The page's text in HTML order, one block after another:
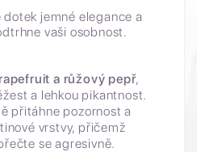
jemné elegance a
vaši osobnost.
a růžový pepř,
a lehkou pikantnost.
přitáhne pozornost a
vrstvy, přičemž
se agresivně.